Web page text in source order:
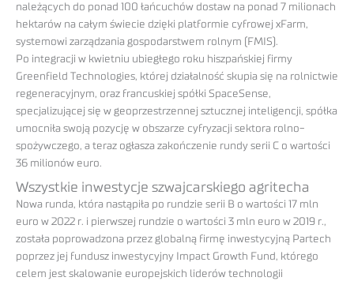
należących do ponad 100 łańcuchów dostaw na ponad 7 milionach
hektarów na całym świecie dzięki platformie cyfrowej xFarm,
systemowi zarządzania gospodarstwem rolnym (FMIS).
Po integracji w kwietniu ubiegłego roku hiszpańskiej firmy
Greenfield Technologies, której działalność skupia się na rolnictwie
regeneracyjnym, oraz francuskiej spółki SpaceSense,
specjalizującej się w geoprzestrzennej sztucznej inteligencji, spółka
umocniła swoją pozycję w obszarze cyfryzacji sektora rolno-
spożywczego, a teraz ogłasza zakończenie rundy serii C o wartości
36 milionów euro.
Wszystkie inwestycje szwajcarskiego agritecha
Nowa runda, która nastąpiła po rundzie serii B o wartości 17 mln
euro w 2022 r. i pierwszej rundzie o wartości 3 mln euro w 2019 r.,
została poprowadzona przez globalną firmę inwestycyjną Partech
poprzez jej fundusz inwestycyjny Impact Growth Fund, którego
celem jest skalowanie europejskich liderów technologii